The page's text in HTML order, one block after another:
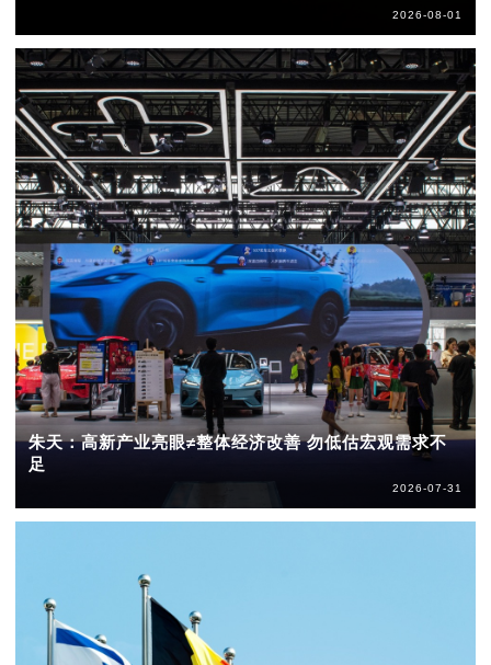
2026-08-01
朱天：高新产业亮眼≠整体经济改善 勿低估宏观需求不
足
2026-07-31